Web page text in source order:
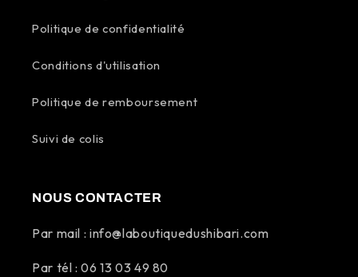
Politique de confidentialité
Conditions d'utilisation
Politique de remboursement
Suivi de colis
NOUS CONTACTER
Par mail : info@laboutiquedushibari.com
Par tél : 06 13 03 49 80